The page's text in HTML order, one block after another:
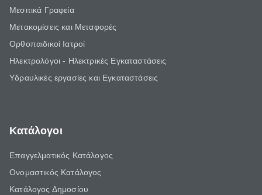
Μεσιτικά Γραφεία
Μετακομίσεις και Μεταφορές
Ορθοπαιδικοί Ιατροί
Ηλεκτρολόγοι - Ηλεκτρικές Εγκαταστάσεις
Υδραυλικές εργασίες και Εγκαταστάσεις
Κατάλογοι
Επαγγελματικός Κατάλογος
Ονομαστικός Κατάλογος
Κατάλογος Δημοσίου